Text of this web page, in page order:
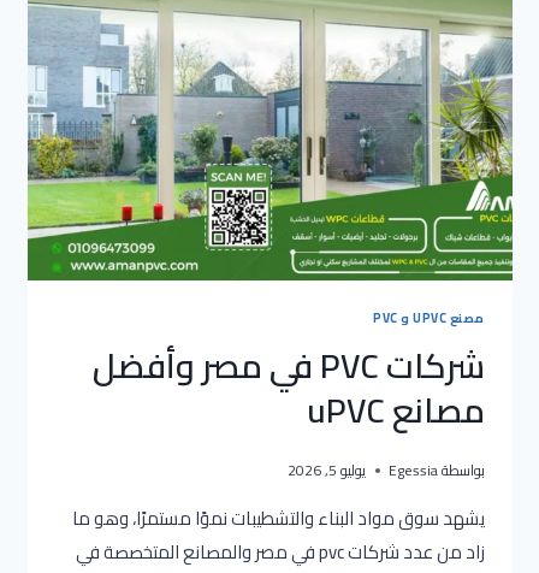
مصنع UPVC و PVC
شركات PVC في مصر وأفضل
مصانع uPVC
بواسطةEgessia يوليو 5, 2026
يشهد سوق مواد البناء والتشطيبات نموًا مستمرًا، وهو ما
زاد من عدد شركات pvc في مصر والمصانع المتخصصة في